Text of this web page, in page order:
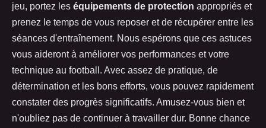
jeu, portez les équipements de protection appropriés et
prenez le temps de vous reposer et de récupérer entre les
séances d'entraînement. Nous espérons que ces astuces
vous aideront à améliorer vos performances et votre
technique au football. Avec assez de pratique, de
détermination et les bons efforts, vous pouvez rapidement
constater des progrès significatifs. Amusez-vous bien et
n'oubliez pas de continuer à travailler dur. Bonne chance